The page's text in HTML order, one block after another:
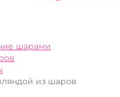
шарами
из шаров